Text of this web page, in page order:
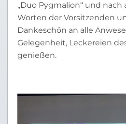
„Duo Pygmalion“ und
Worten der Vorsitzenden
Dankeschön an alle
Gelegenheit, Leckereien
genießen.